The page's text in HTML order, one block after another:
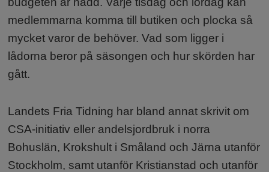
medlemmarna komma till butiken och plocka så
mycket varor de behöver. Vad som ligger i
lådorna beror på säsongen och hur skörden har
gått.
Landets Fria Tidning har bland annat skrivit om
CSA-initiativ eller andelsjordbruk i norra
Bohuslän, Krokshult i Småland och Järna utanför
Stockholm, samt utanför Kristianstad och utanför